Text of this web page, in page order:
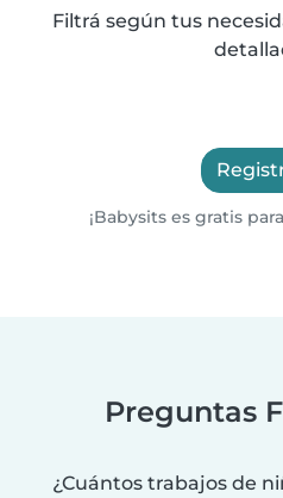
Filtrá según tus
¡Babysits es gratis
Preguntas
¿Cuántos trabajos de